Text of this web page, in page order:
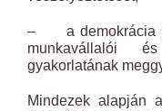
– a demokrácia
munkavállalói
gyakorlatának
Mindezek alapján